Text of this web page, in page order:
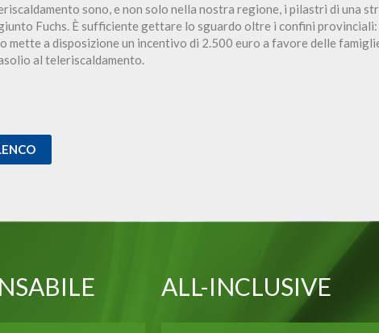
sono, e non solo nella nostra regione, i pilastri di una
Fuchs. È sufficiente gettare lo sguardo oltre i confini provinciali:
mette a disposizione un incentivo di 2.500 euro a favore delle
al teleriscaldamento.
ALL-INCLUSIVE